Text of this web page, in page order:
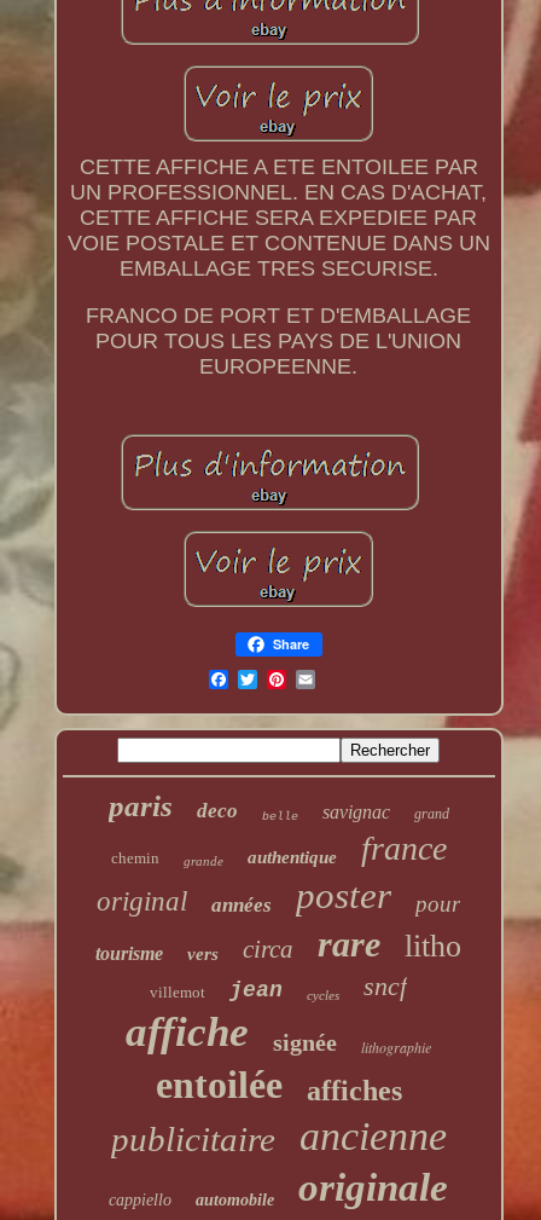
CETTE AFFICHE A ETE ENTOILEE PAR
UN PROFESSIONNEL. EN CAS D'ACHAT,
CETTE AFFICHE SERA EXPEDIEE PAR
VOIE POSTALE ET CONTENUE DANS UN
EMBALLAGE TRES SECURISE.
FRANCO DE PORT ET D'EMBALLAGE
POUR TOUS LES PAYS DE L'UNION
EUROPEENNE.
Share
paris deco belle savignac grand
chemin grande authentique france
original années poster pour
tourisme vers circa rare litho
villemot jean cycles sncf
affiche signée lithographie
entoilée affiches
publicitaire ancienne
cappiello automobile originale